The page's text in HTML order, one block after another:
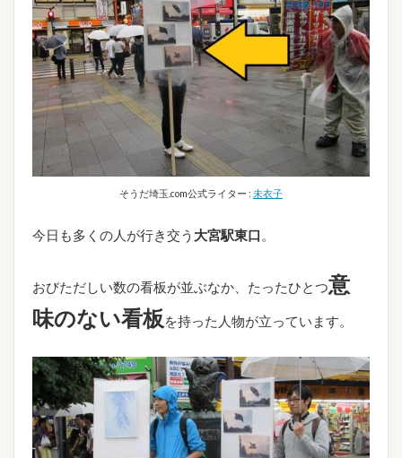
運営団体 ライター
そうだ埼玉.com公式ライター : 未衣子
今日も多くの人が行き交う 大宮駅東口 。
おびただしい数の看板が並ぶなか、たったひとつ意
味のない看板 を持った人物が立っています。